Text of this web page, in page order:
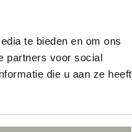
te bieden en om ons
partners voor social
die u aan ze heeft